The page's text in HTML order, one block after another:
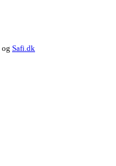
og Safi.dk